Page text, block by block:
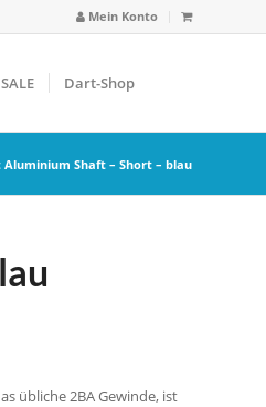
Mein Konto
SALE Dart-Shop
Aluminium Shaft – Short – blau
übliche 2BA Gewinde, ist